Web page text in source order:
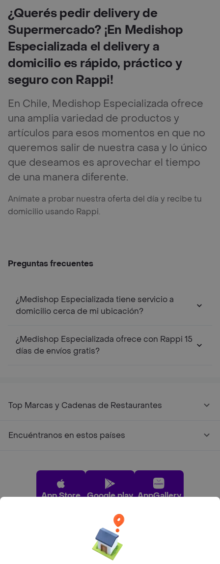
¿Querés pedir delivery de
Supermercado? ¡En Medishop
Especializada el delivery a
domicilio es rápido, práctico y
seguro con Rappi!
En Chile, Medishop Especializada ofrece
una amplia variedad de productos y
artículos para esos momentos en que no
queremos salir de nuestra casa y lo único
que deseamos es aprovechar el tiempo
de una manera diferente.
Anímate a probar nuestra oferta del día y recibe tu
domicilio usando Rappi.
Preguntas frecuentes
¿Medishop Especializada tiene servicio a
domicilio cerca de mi ubicación?
¿Medishop Especializada ofrece con Rappi 15
días de envíos gratis?
Top Marcas y Cadenas de Restaurantes
Encuéntranos en estos países
App Store Google play AppGallery
Pide tu comida favorita cerca de ti